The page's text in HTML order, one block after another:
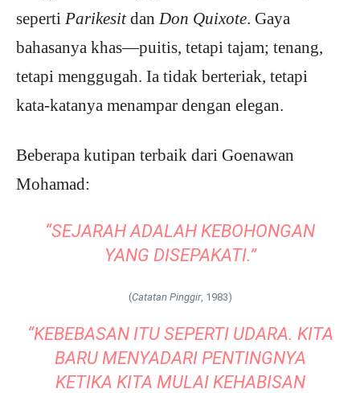
seperti Parikesitdan Don Quixote. Gaya
bahasanya khas—puitis, tetapi tajam; tenang,
tetapi menggugah. Ia tidak berteriak, tetapi
kata-katanya menampar dengan elegan.
Beberapa kutipan terbaik dari Goenawan
Mohamad:
“SEJARAH ADALAH KEBOHONGAN
YANG DISEPAKATI.”
(Catatan Pinggir, 1983)
“KEBEBASAN ITU SEPERTI UDARA. KITA
BARU MENYADARI PENTINGNYA
KETIKA KITA MULAI KEHABISAN